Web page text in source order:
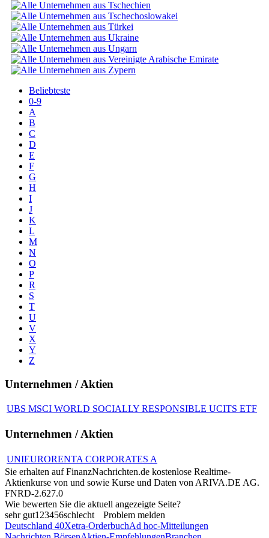
Beliebteste
0-9
A
B
C
D
E
F
G
H
I
J
K
L
M
N
O
P
R
S
T
U
V
X
Y
Z
Unternehmen / Aktien
UBS MSCI WORLD SOCIALLY RESPONSIBLE UCITS ETF
Unternehmen / Aktien
UNIEURORENTA CORPORATES A
Sie erhalten auf FinanzNachrichten.de kostenlose Realtime-
Aktienkurse von und sowie Kurse und Daten von ARIVA.DE AG.
FNRD-2.627.0
Wie bewerten Sie die aktuell angezeigte Seite?
sehr gut1 23456schlecht
Problem melden
Deutschland 40Xetra-OrderbuchAd hoc-Mitteilungen